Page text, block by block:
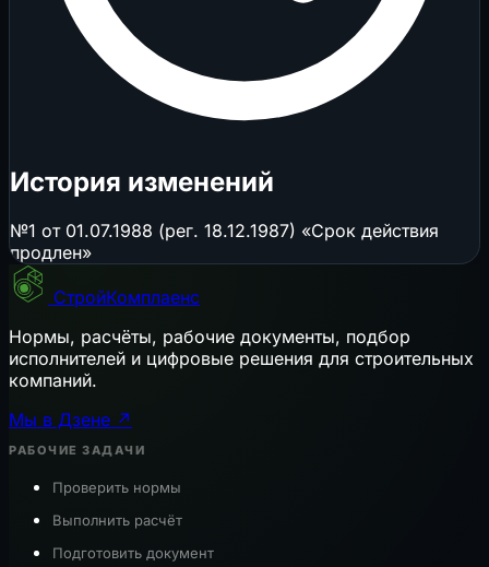
История изменений
№1 от 01.07.1988 (рег. 18.12.1987) «Срок действия
продлен»
СтройКомплаенс
Нормы, расчёты, рабочие документы, подбор
исполнителей и цифровые решения для строительных
компаний.
Мы в Дзене ↗
РАБОЧИЕ ЗАДАЧИ
Проверить нормы
Выполнить расчёт
Подготовить документ